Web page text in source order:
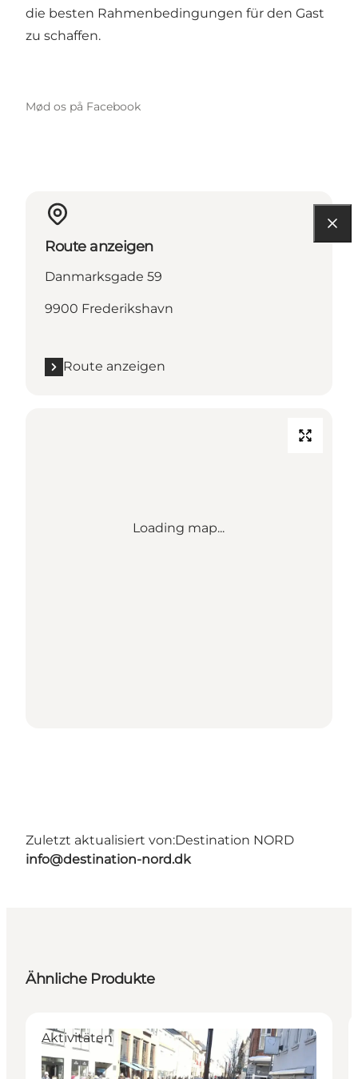
die besten Rahmenbedingungen für den Gast
zu schaffen.
Mød os på Facebook
Route anzeigen
Danmarksgade 59
9900 Frederikshavn
Route anzeigen
Loading map...
Zuletzt aktualisiert von:Destination NORD
info@destination-nord.dk
Ähnliche Produkte
Aktivitäten